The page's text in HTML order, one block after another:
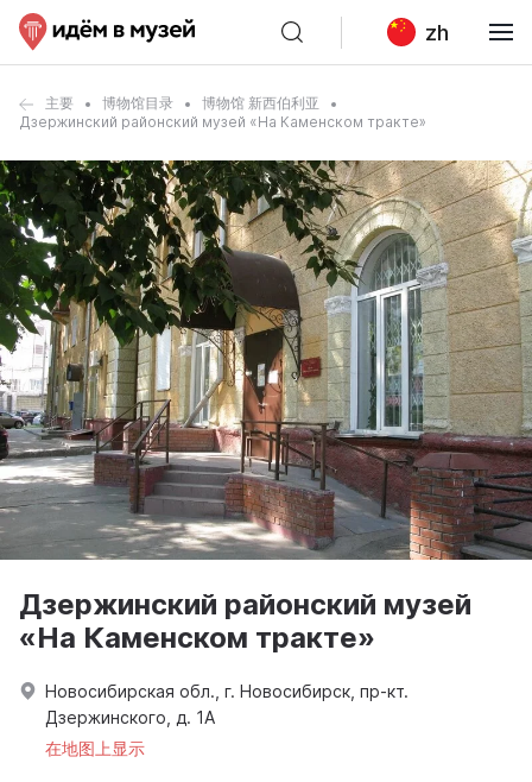
zh
主要 博物馆目录
博物馆 新西伯利亚
Дзержинский районский музей «На Каменском тракте»
Дзержинский районский музей
«На Каменском тракте»
Новосибирская обл., г. Новосибирск, пр-кт.
Дзержинского, д. 1А
在地图上显示